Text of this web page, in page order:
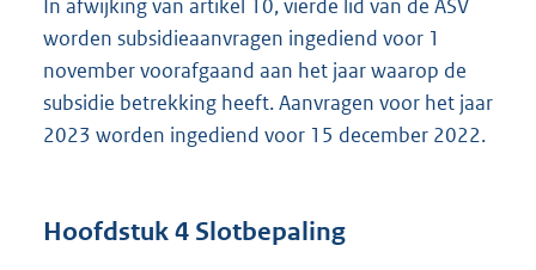
In afwijking van artikel 10, vierde lid van de ASV
worden subsidieaanvragen ingediend voor 1
november voorafgaand aan het jaar waarop de
subsidie betrekking heeft. Aanvragen voor het jaar
2023 worden ingediend voor 15 december 2022.
Hoofdstuk4 Slotbepaling